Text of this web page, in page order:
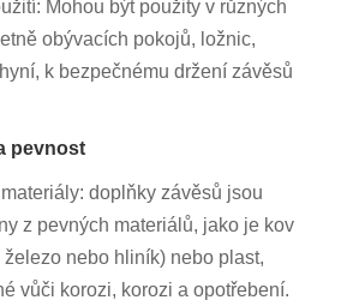
Mohou být použity v různých
obývacích pokojů, ložnic,
k bezpečnému držení závěsů
pevnost
doplňky závěsů jsou
z pevných materiálů, jako je kov
nebo hliník) nebo plast,
vůči korozi, korozi a opotřebení.